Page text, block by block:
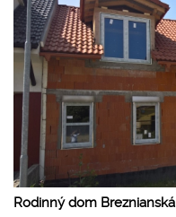
Rodinný dom Breznianská